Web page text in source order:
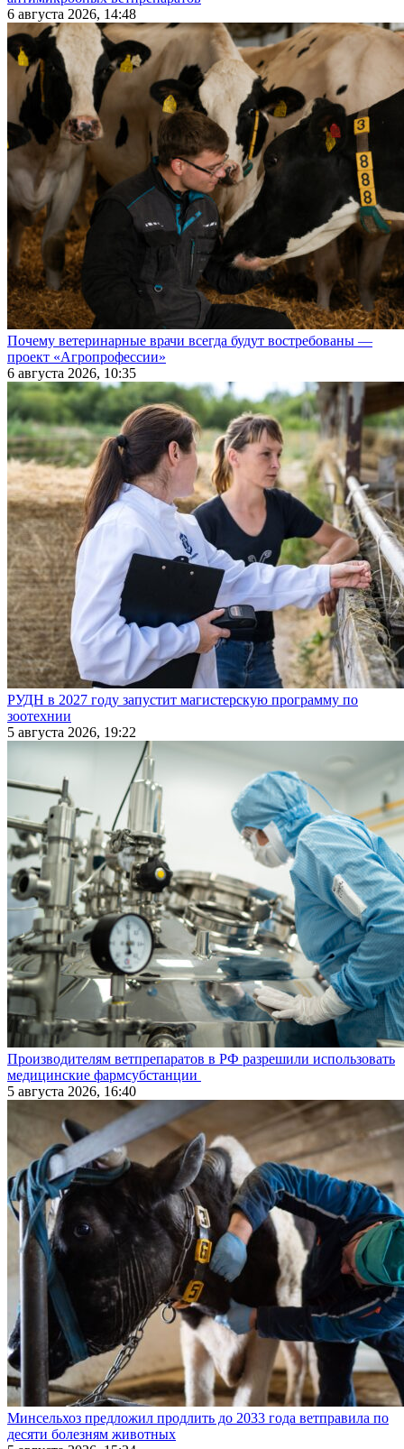
6 августа 2026, 14:48
Почему ветеринарные врачи всегда будут востребованы —
проект «Агропрофессии»
6 августа 2026, 10:35
РУДН в 2027 году запустит магистерскую программу по
зоотехнии
5 августа 2026, 19:22
Производителям ветпрепаратов в РФ разрешили использовать
медицинские фармсубстанции
5 августа 2026, 16:40
Минсельхоз предложил продлить до 2033 года ветправила по
десяти болезням животных